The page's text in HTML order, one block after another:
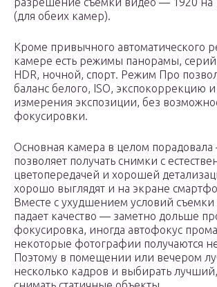
(для обеих камер).
Кроме привычного автоматического
камере есть режимы панорамы,
HDR, ночной, спорт. Режим Про
баланс белого, ISO, экспокоррекцию и
измерения экспозиции, без
фокусировки.
Основная камера в целом
позволяет получать снимки с
цветопередачей и хорошей
хорошо выглядят и на экране
Вместе с ухудшением условий
падает качество — заметно дольше
фокусировка, иногда автофокус
некоторые фотографии получаются
Поэтому в помещении или вечером
несколько кадров и выбирать лучший,